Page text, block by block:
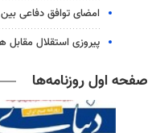
امضای توافق دفاعی
پیروزی استقلال مقابل
صفحه اول روزنامه‌ها